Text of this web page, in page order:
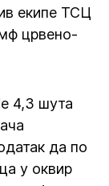
екипе ТСЦ
црвено-
4,3 шута
да по
у оквир